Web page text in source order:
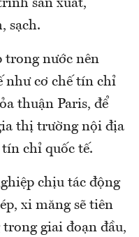
sản xuất,
sạch.
trong nước nên
như cơ chế tín chỉ
thuận Paris, để
thị trường nội địa
chỉ quốc tế.
chịu tác động
xi măng sẽ tiên
giai đoạn đầu,